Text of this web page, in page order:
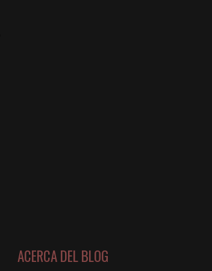
ACERCA DEL BLOG